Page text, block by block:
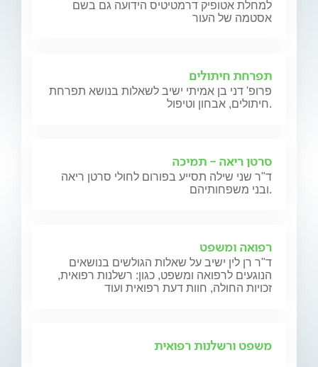
למחלת אטופיק דרמטיטיס הידועה גם בשם
אסטמה של העור
תפרחת חיתולים
פרופ' דני בן אמיתי ישיב לשאלות בנושא תפרחת
חיתולים, אבחון וטיפול.
סרטן ריאה - תמיכה
ד"ר שני שילה תסייע בפורום לחולי סרטן ריאה
ובני משפחותיהם.
רפואה ומשפט
ד"ר רן לין ישיב על שאלות הגולשים בנושאים
הנוגעים לרפואה ומשפט, כגון: רשלנות רפואית,
זכויות החולה, חוות דעת רפואית ועוד
משפט ורשלנות רפואית